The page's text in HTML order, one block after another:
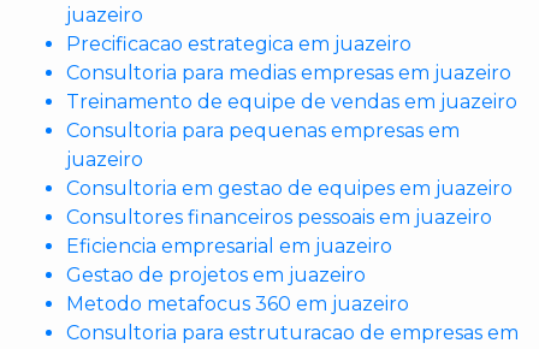
juazeiro
Precificacao estrategica em juazeiro
Consultoria para medias empresas em juazeiro
Treinamento de equipe de vendas em juazeiro
Consultoria para pequenas empresas em
juazeiro
Consultoria em gestao de equipes em juazeiro
Consultores financeiros pessoais em juazeiro
Eficiencia empresarial em juazeiro
Gestao de projetos em juazeiro
Metodo metafocus 360 em juazeiro
Consultoria para estruturacao de empresas em